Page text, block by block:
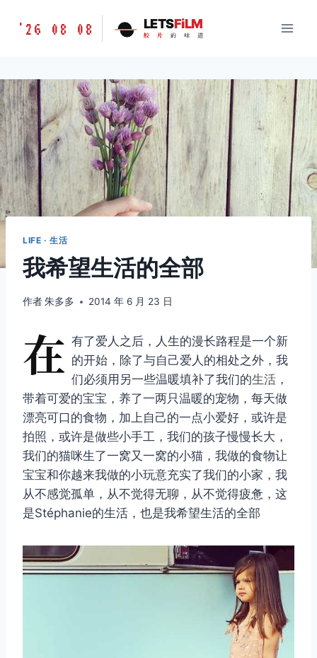
胶
味
道
LETSFILM
'26 08 08 LETSFiLM
胶 片 的 味 道
LIFE · 生活
我希望生活的全部
作者朱多多 2014 年 6 月 23 日
在 有了爱人之后，人生的漫长路程是一个新
的开始，除了与自己爱人的相处之外，我
们必须用另一些温暖填补了我们的生活 ，
带着可爱的宝宝，养了一两只温暖的宠物，每天做
漂亮可口的食物，加上自己的一点小爱好，或许是
拍照，或许是做些小手工，我们的孩子慢慢长大，
我们的猫咪生了一窝又一窝的小猫，我做的食物让
宝宝和你越来我做的小玩意充实了我们的小家，我
从不感觉孤单，从不觉得无聊，从不觉得疲惫，这
是Stéphanie的生活，也是我希望生活的全部